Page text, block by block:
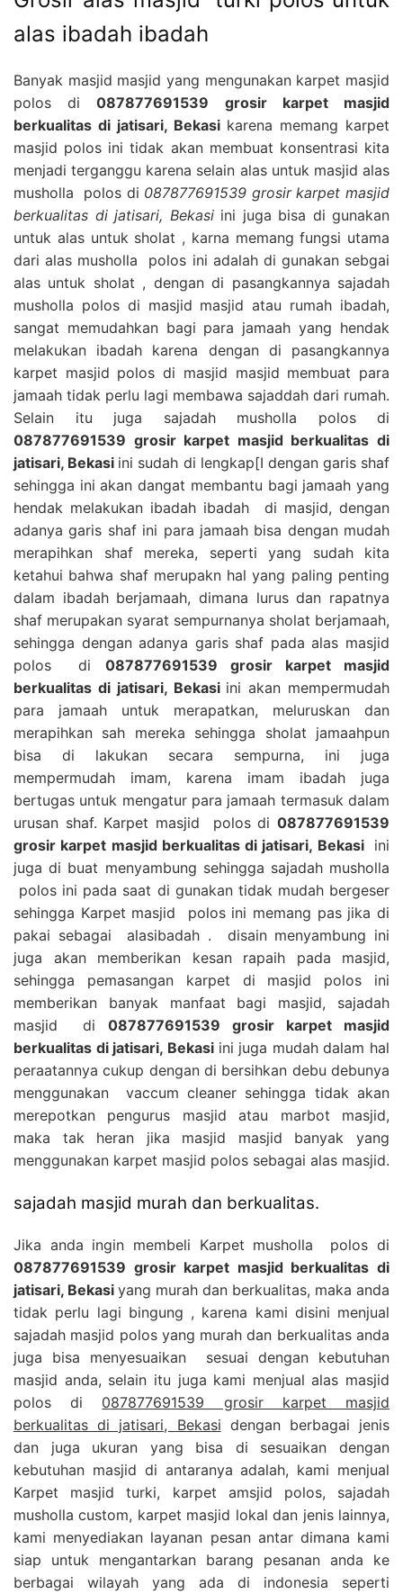
alas ibadah ibadah
Banyak masjid masjid yang mengunakan karpet masjid
polos di087877691539 grosir karpet masjid
berkualitas di jatisari, Bekasi karena memang karpet
masjid polos ini tidak akan membuat konsentrasi kita
menjadi terganggu karena selain alas untuk masjid alas
musholla polos di 087877691539 grosir karpet masjid
berkualitas di jatisari, Bekasiini juga bisa di gunakan
untuk alas untuk sholat , karna memang fungsi utama
dari alas musholla polos ini adalah di gunakan sebgai
alas untuk sholat , dengan di pasangkannya sajadah
musholla polos di masjid masjid atau rumah ibadah,
sangat memudahkan bagi para jamaah yang hendak
melakukan ibadah karena dengan di pasangkannya
karpet masjid polos di masjid masjid membuat para
jamaah tidak perlu lagi membawa sajaddah dari rumah.
Selain itu juga sajadah musholla polos di
087877691539 grosir karpet masjid berkualitas di
jatisari, Bekasi ini sudah di lengkap[I dengan garis shaf
sehingga ini akan dangat membantu bagi jamaah yang
hendak melakukan ibadah ibadah di masjid, dengan
adanya garis shaf ini para jamaah bisa dengan mudah
merapihkan shaf mereka, seperti yang sudah kita
ketahui bahwa shaf merupakn hal yang paling penting
dalam ibadah berjamaah, dimana lurus dan rapatnya
shaf merupakan syarat sempurnanya sholat berjamaah,
sehingga dengan adanya garis shaf pada alas masjid
polos di 087877691539 grosir karpet masjid
berkualitas di jatisari, Bekasi ini akan mempermudah
para jamaah untuk merapatkan, meluruskan dan
merapihkan sah mereka sehingga sholat jamaahpun
bisa di lakukan secara sempurna, ini juga
mempermudah imam, karena imam ibadah juga
bertugas untuk mengatur para jamaah termasuk dalam
urusan shaf. Karpet masjid polos di 087877691539
grosir karpet masjid berkualitas di jatisari, Bekasi ini
juga di buat menyambung sehingga sajadah musholla
polos ini pada saat di gunakan tidak mudah bergeser
sehingga Karpet masjid polos ini memang pas jika di
pakai sebagai alasibadah . disain menyambung ini
juga akan memberikan kesan rapaih pada masjid,
sehingga pemasangan karpet di masjid polos ini
memberikan banyak manfaat bagi masjid, sajadah
masjid di 087877691539 grosir karpet masjid
berkualitas di jatisari, Bekasi ini juga mudah dalam hal
peraatannya cukup dengan di bersihkan debu debunya
menggunakan vaccum cleaner sehingga tidak akan
merepotkan pengurus masjid atau marbot masjid,
maka tak heran jika masjid masjid banyak yang
menggunakan karpet masjid polos sebagai alas masjid.
sajadah masjid murah dan berkualitas.
Jika anda ingin membeli Karpet musholla polos di
087877691539 grosir karpet masjid berkualitas di
jatisari, Bekasi yang murah dan berkualitas, maka anda
tidak perlu lagi bingung , karena kami disini menjual
sajadah masjid polos yang murah dan berkualitas anda
juga bisa menyesuaikan sesuai dengan kebutuhan
masjid anda, selain itu juga kami menjual alas masjid
polos di 087877691539 grosir karpet masjid
berkualitas di jatisari, Bekasi dengan berbagai jenis
dan juga ukuran yang bisa di sesuaikan dengan
kebutuhan masjid di antaranya adalah, kami menjual
Karpet masjid turki, karpet amsjid polos, sajadah
musholla custom, karpet masjid lokal dan jenis lainnya,
kami menyediakan layanan pesan antar dimana kami
siap untuk mengantarkan barang pesanan anda ke
berbagai wilayah yang ada di indonesia seperti